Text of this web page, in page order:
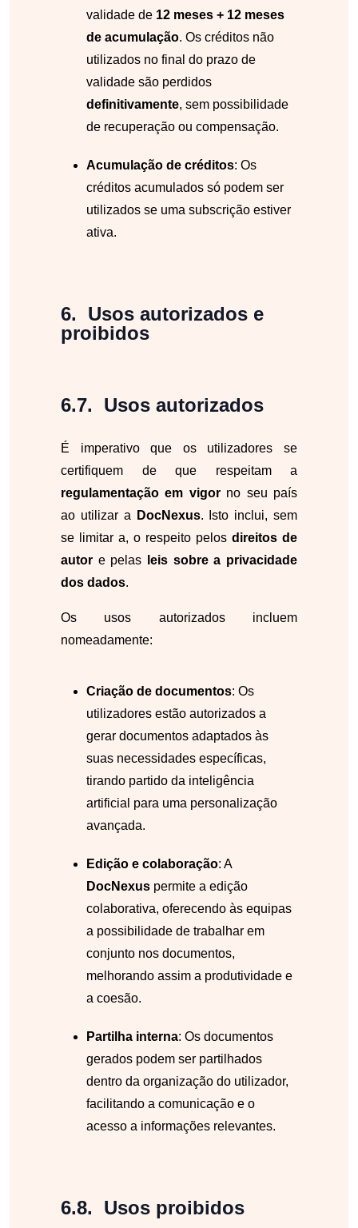
validade de 12 meses + 12 meses
de acumulação. Os créditos não
utilizados no final do prazo de
validade são perdidos
definitivamente, sem possibilidade
de recuperação ou compensação.
Acumulação de créditos: Os
créditos acumulados só podem ser
utilizados se uma subscrição estiver
ativa.
Usos autorizados e
proibidos
Usos autorizados
É imperativo que os utilizadores se
certifiquem de que respeitam a
regulamentação em vigorno seu país
ao utilizar a
DocNexus. Isto inclui, sem
se limitar a, o respeito pelos direitos de
autor e pelas
leis sobre a privacidade
dos dados.
Os usos autorizados incluem
nomeadamente:
Criação de documentos: Os
utilizadores estão autorizados a
gerar documentos adaptados às
suas necessidades específicas,
tirando partido da inteligência
artificial para uma personalização
avançada.
Edição e colaboração: A
DocNexus permite a edição
colaborativa, oferecendo às equipas
a possibilidade de trabalhar em
conjunto nos documentos,
melhorando assim a produtividade e
a coesão.
Partilha interna: Os documentos
gerados podem ser partilhados
dentro da organização do utilizador,
facilitando a comunicação e o
acesso a informações relevantes.
Usos proibidos